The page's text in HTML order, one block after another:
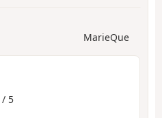
MarieQue
/ 5